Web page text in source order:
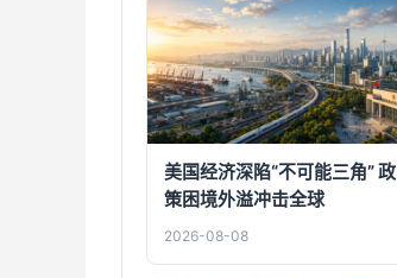
美国经济深陷“不可能三角” 政
策困境外溢冲击全球
2026-08-08